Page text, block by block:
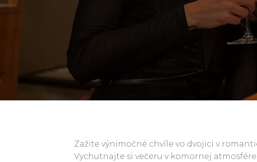
Zažite výnimočné chvíle vo dvojici v
Vychutnajte si večeru v komornej